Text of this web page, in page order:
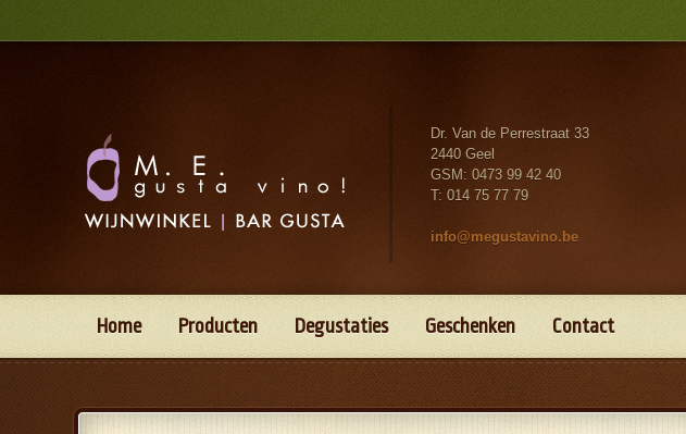
Dr. Van de Perrestraat 33
2440 Geel
GSM: 0473 99 42 40
T: 014 75 77 79
info@megustavino.be
Home Producten Degustaties Geschenken Contact